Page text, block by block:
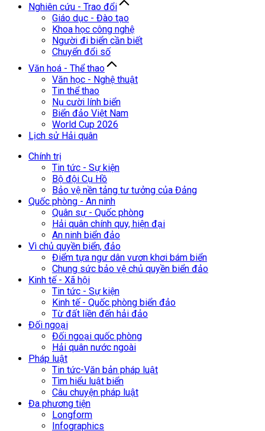
Nghiên cứu - Trao đổi
Giáo dục - Đào tạo
Khoa học công nghệ
Người đi biển cần biết
Chuyển đổi số
Văn hoá - Thể thao
Văn học - Nghệ thuật
Tin thể thao
Nụ cười lính biển
Biển đảo Việt Nam
World Cup 2026
Lịch sử Hải quân
Chính trị
Tin tức - Sự kiện
Bộ đội Cụ Hồ
Bảo vệ nền tảng tư tưởng của Đảng
Quốc phòng - An ninh
Quân sự - Quốc phòng
Hải quân chính quy, hiện đại
An ninh biển đảo
Vì chủ quyền biển, đảo
Điểm tựa ngư dân vươn khơi bám biển
Chung sức bảo vệ chủ quyền biển đảo
Kinh tế - Xã hội
Tin tức - Sự kiện
Kinh tế - Quốc phòng biển đảo
Từ đất liền đến hải đảo
Đối ngoại
Đối ngoại quốc phòng
Hải quân nước ngoài
Pháp luật
Tin tức-Văn bản pháp luật
Tìm hiểu luật biển
Câu chuyện pháp luật
Đa phương tiện
Longform
Infographics